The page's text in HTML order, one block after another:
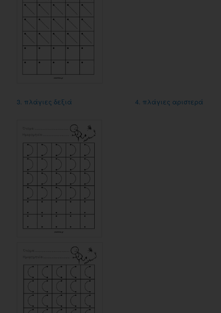
3. πλάγιες δεξιά 4. πλάγιες αριστερά